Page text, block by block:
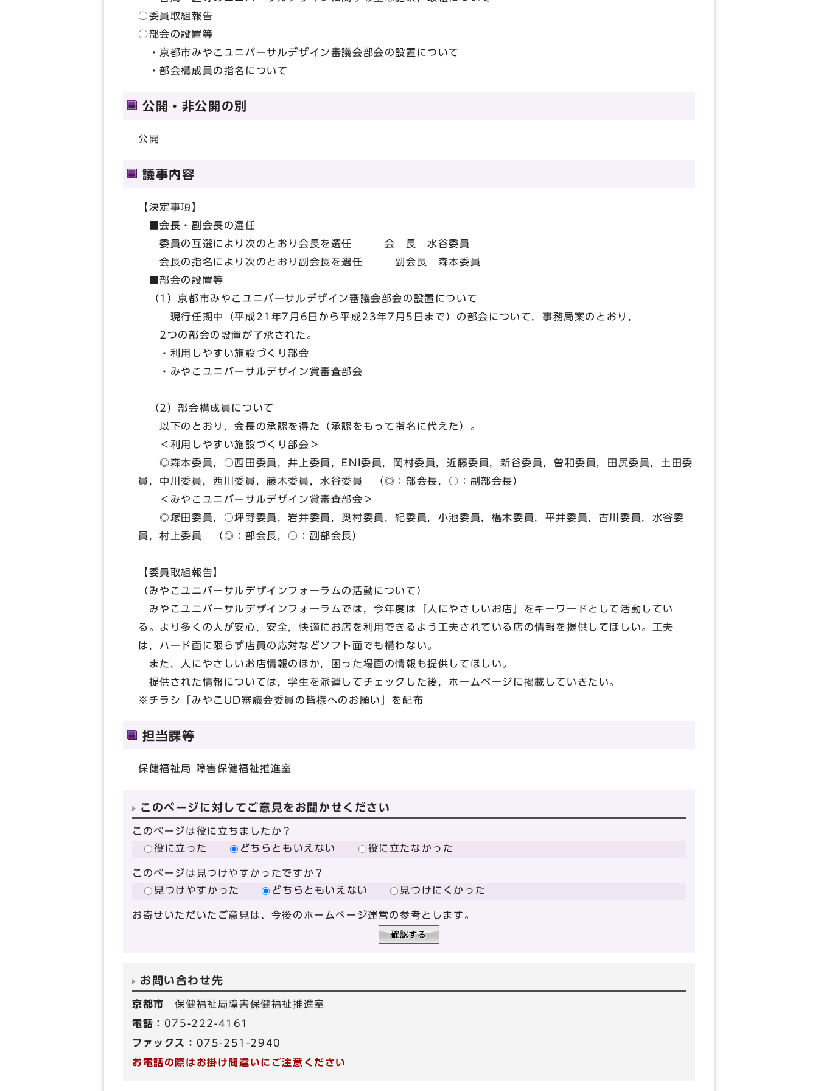
○委員取組報告
○部会の設置等
・京都市みやこユニバーサルデザイン審議会部会の設置について
・部会構成員の指名について
公開・非公開の別
公開
議事内容
【決定事項】
■会長・副会長の選任
委員の互選により次のとおり会長を選任 会 長 水谷委員
会長の指名により次のとおり副会長を選任 副会長 森本委員
■部会の設置等
（1）京都市みやこユニバーサルデザイン審議会部会の設置について
現行任期中（平成21年7月6日から平成23年7月5日まで）の部会について，事務局案のとおり，
2つの部会の設置が了承された。
・利用しやすい施設づくり部会
・みやこユニバーサルデザイン賞審査部会
（2）部会構成員について
以下のとおり，会長の承認を得た（承認をもって指名に代えた）。
＜利用しやすい施設づくり部会＞
◎森本委員，○西田委員，井上委員，ENI委員，岡村委員，近藤委員，新谷委員，曽和委員，田尻委員，土田委
員，中川委員，西川委員，藤木委員，水谷委員 （◎：部会長，○：副部会長）
＜みやこユニバーサルデザイン賞審査部会＞
◎塚田委員，○坪野委員，岩井委員，奥村委員，紀委員，小池委員，椹木委員，平井委員，古川委員，水谷委
員，村上委員 （◎：部会長，○：副部会長）
【委員取組報告】
（みやこユニバーサルデザインフォーラムの活動について）
みやこユニバーサルデザインフォーラムでは，今年度は「人にやさしいお店」をキーワードとして活動してい
る。より多くの人が安心，安全，快適にお店を利用できるよう工夫されている店の情報を提供してほしい。工夫
は，ハード面に限らず店員の応対などソフト面でも構わない。
また，人にやさしいお店情報のほか，困った場面の情報も提供してほしい。
提供された情報については，学生を派遣してチェックした後，ホームページに掲載していきたい。
※チラシ「みやこUD審議会委員の皆様へのお願い」を配布
担当課等
保健福祉局 障害保健福祉推進室
このページに対してご意見をお聞かせください
このページは役に立ちましたか？
役に立った
どちらともいえない 役に立たなかった
このページは見つけやすかったですか？
見つけやすかった
どちらともいえない 見つけにくかった
お寄せいただいたご意見は、今後のホームページ運営の参考とします。
お問い合わせ先
京都市保健福祉局障害保健福祉推進室
電話： 075-222-4161
ファックス： 075-251-2940
お電話の際はお掛け間違いにご注意ください